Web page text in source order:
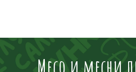
Месо и месни